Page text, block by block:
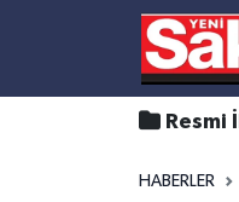
Resmi
HABERLER